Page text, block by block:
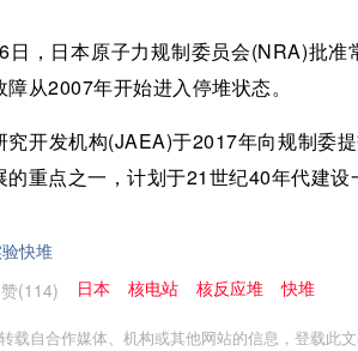
日，日本原子力规制委员会(NRA)批
从2007年开始进入停堆状态。
究开发机构(JAEA)于2017年向规制委
重点之一，计划于21世纪40年代建设
快堆
赞(114) 日本 核电站 核反应堆 快堆
载自合作媒体、机构或其他网站的信息，登载此